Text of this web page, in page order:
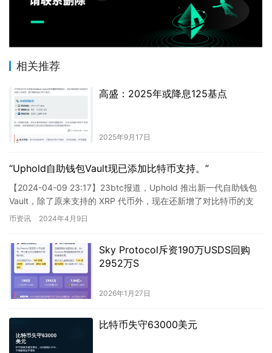
相关推荐
高盛：2025年或降息125基点
2025年9月17日
“Uphold自助钱包Vault现已添加比特币支持。”
【2024-04-09 23:17】23btc报道，Uphold 推出新一代自助钱包
Vault，除了原来支持的 XRP 代币外，现在还新增了对比特币的支
持。 对于 Uphold …
币资讯 2024年4月9日
Sky Protocol斥资190万USDS回购
2952万S
2026年1月27日
比特币失守63000美元